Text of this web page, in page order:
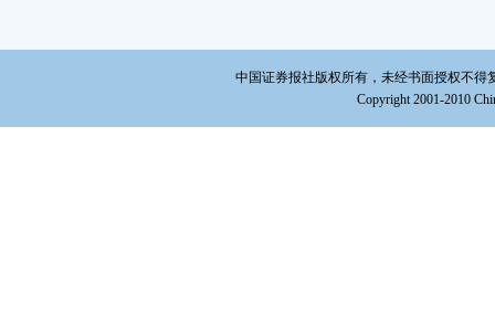
·成都三泰控股集团股份有限公司
关于股票交易异常波动的公告
方大炭素新材料科技股份有限公司
关于部分董事及高级管理人员增持股份计划的公告
·上海绿庭投资控股集团股份有限公司
中国证券报社版权所有，未经书面授权不得
Copyright 2001-2010